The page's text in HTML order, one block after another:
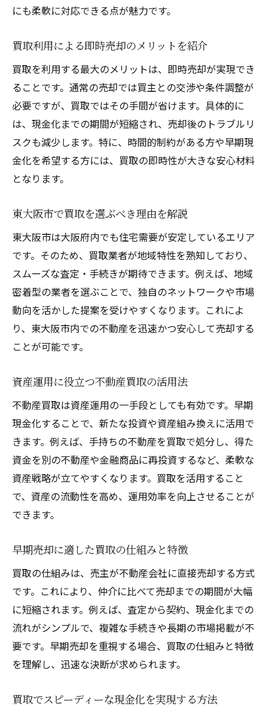
にも柔軟に対応できる点が魅力です。
買取利用による即時売却のメリットを紹介
買取を利用する最大のメリットは、即時売却が実現でき
ることです。通常の売却では買主との交渉や条件調整が
必要ですが、買取ではその手間が省けます。具体的に
は、現金化までの期間が短縮され、売却後のトラブルリ
スクも減少します。特に、時間的制約がある方や早期現
金化を希望する方には、買取の即時性が大きな安心材料
となります。
東大阪市で買取を選ぶべき理由を解説
東大阪市は大阪府内でも住宅需要が安定しているエリア
です。そのため、買取業者が地域特性を熟知しており、
スムーズな査定・手続きが期待できます。例えば、地域
密着型の業者を選ぶことで、独自のネットワークや市場
動向を活かした提案を受けやすくなります。これによ
り、東大阪市内での不動産を迅速かつ安心して売却する
ことが可能です。
資産運用に役立つ不動産買取の活用法
不動産買取は資産運用の一手段としても有効です。早期
現金化することで、新たな投資や資産組み換えに活用で
きます。例えば、手持ちの不動産を買取で処分し、得た
資金を別の不動産や金融商品に再投資するなど、柔軟な
資産戦略が立てやすくなります。買取を活用すること
で、資産の流動性を高め、運用効率を向上させることが
できます。
早期売却に適した買取の仕組みと特徴
買取の仕組みは、売主が不動産会社に直接売却する方式
です。これにより、仲介に比べて売却までの期間が大幅
に短縮されます。例えば、査定から契約、現金化までの
流れがシンプルで、複雑な手続きや長期の市場掲載が不
要です。早期売却を重視する場合、買取の仕組みと特徴
を理解し、迅速な決断が求められます。
買取でスピーディーな現金化を実現する方法